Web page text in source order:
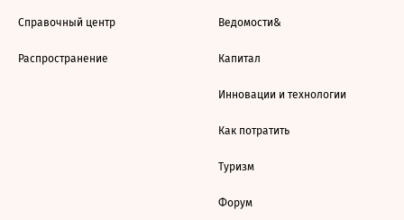
Справочный центр
Распространение
Ведомости&
Капитал
Инновации и технологии
Как потратить
Туризм
Форум